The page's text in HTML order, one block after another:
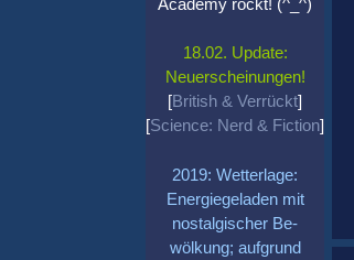
18.02. Update:
Neuerscheinungen!
[British & Verrückt]
[Science: Nerd & Fiction]
2019: Wetterlage:
Energiegeladen mit
nostalgischer Be-
wölkung; aufgrund